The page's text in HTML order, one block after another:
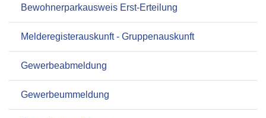
Bewohnerparkausweis Erst-Erteilung
Melderegisterauskunft - Gruppenauskunft
Gewerbeabmeldung
Gewerbeummeldung